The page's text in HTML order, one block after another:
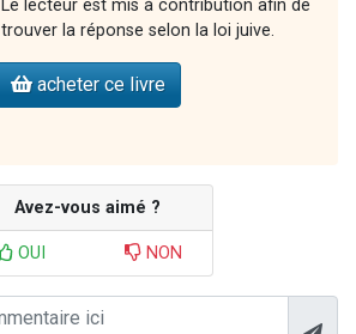
Le lecteur est mis à contribution afin de
trouver la réponse selon la loi juive.
acheter ce livre
Avez-vous aimé ?
OUI NON